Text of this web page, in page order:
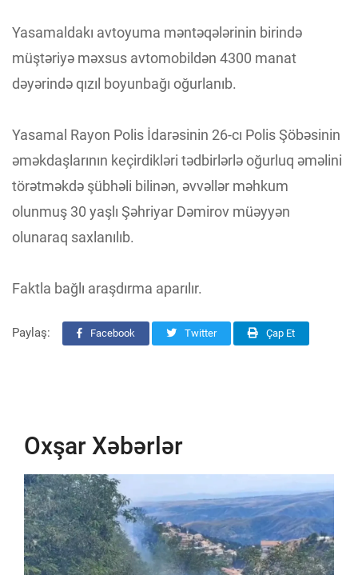
Yasamaldakı avtoyuma məntəqələrinin birində
müştəriyə məxsus avtomobildən 4300 manat
dəyərində qızıl boyunbağı oğurlanıb.
Yasamal Rayon Polis İdarəsinin 26-cı Polis Şöbəsinin
əməkdaşlarının keçirdikləri tədbirlərlə oğurluq əməlini
törətməkdə şübhəli bilinən, əvvəllər məhkum
olunmuş 30 yaşlı Şəhriyar Dəmirov müəyyən
olunaraq saxlanılıb.
Faktla bağlı araşdırma aparılır.
Paylaş: Facebook Twitter Çap Et
Oxşar Xəbərlər